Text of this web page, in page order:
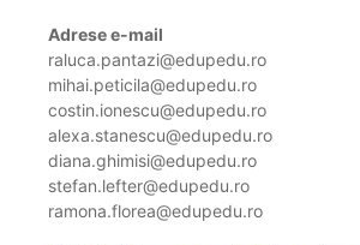
Adrese e-mail
raluca.pantazi@edupedu.ro
mihai.peticila@edupedu.ro
costin.ionescu@edupedu.ro
alexa.stanescu@edupedu.ro
diana.ghimisi@edupedu.ro
stefan.lefter@edupedu.ro
ramona.florea@edupedu.ro